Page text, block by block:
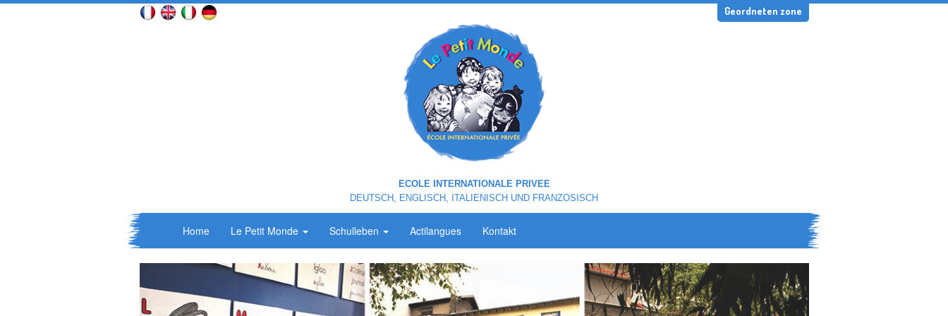
Geordneten zone
ECOLE INTERNATIONALE PRIVEE
DEUTSCH, ENGLISCH, ITALIENISCH UND FRANZOSISCH
Home Le Petit Monde Schulleben Actilangues Kontakt